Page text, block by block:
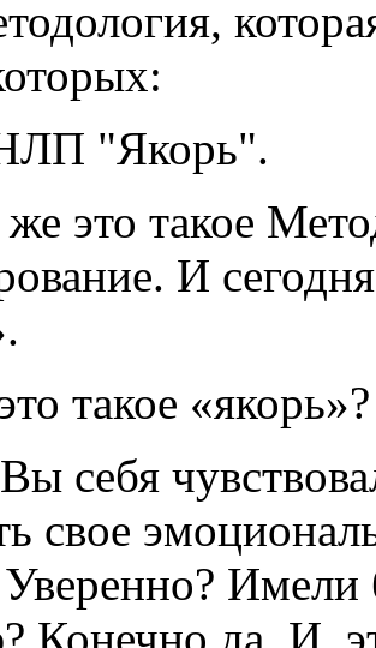
"Якорь".
же это такое
И
такое «якорь»?
себя
свое
Имели